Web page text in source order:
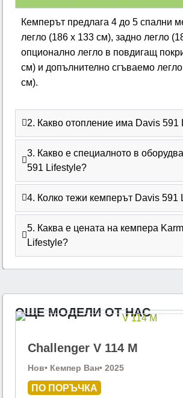
Кемперът предлага 4 до 5 спални
легло (186 x 133 см), задно легло
опционално легло в повдигащ
см) и допълнително сгъваемо
см).
2. Какво отопление има Davis 591
3. Какво е специалното в
591 Lifestyle?
4. Колко тежи кемперът Davis 591
5. Каква е цената на кемпера
Lifestyle?
ОЩЕ МОДЕЛИ ОТ НАС
Challenger V 114 M
Нов• Кемпер Ван• 2025
ПО ПОРЪЧКА